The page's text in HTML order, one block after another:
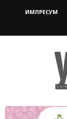
ИМПРЕСУМ